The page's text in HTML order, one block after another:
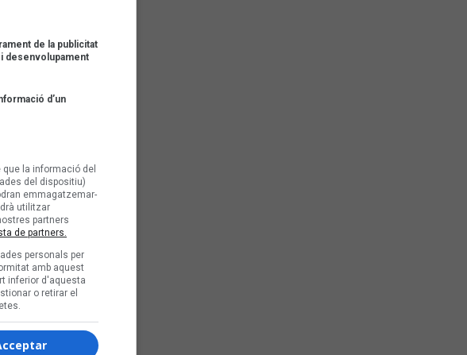
de la publicitat
desenvolupament
d’un
la informació del
del dispositiu)
emmagatzemar-
utilitzar
partners
de partners.
personals per
amb aquest
inferior d'aquesta
o retirar el